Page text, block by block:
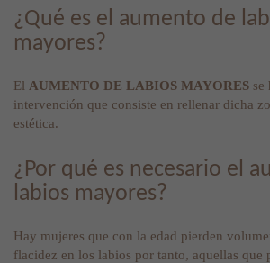
¿Qué es el aumento de
mayores?
El AUMENTO DE LABIOS MAYORES se
intervención que consiste en rellenar dicha
estética.
¿Por qué es necesario el
labios mayores?
Hay mujeres que con la edad pierden
flacidez en los labios por tanto, aquellas que